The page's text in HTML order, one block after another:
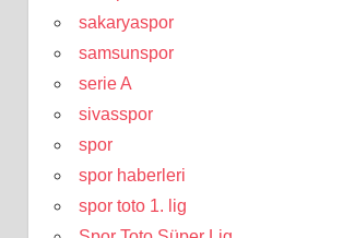
sakaryaspor
samsunspor
serie A
sivasspor
spor
spor haberleri
spor toto 1. lig